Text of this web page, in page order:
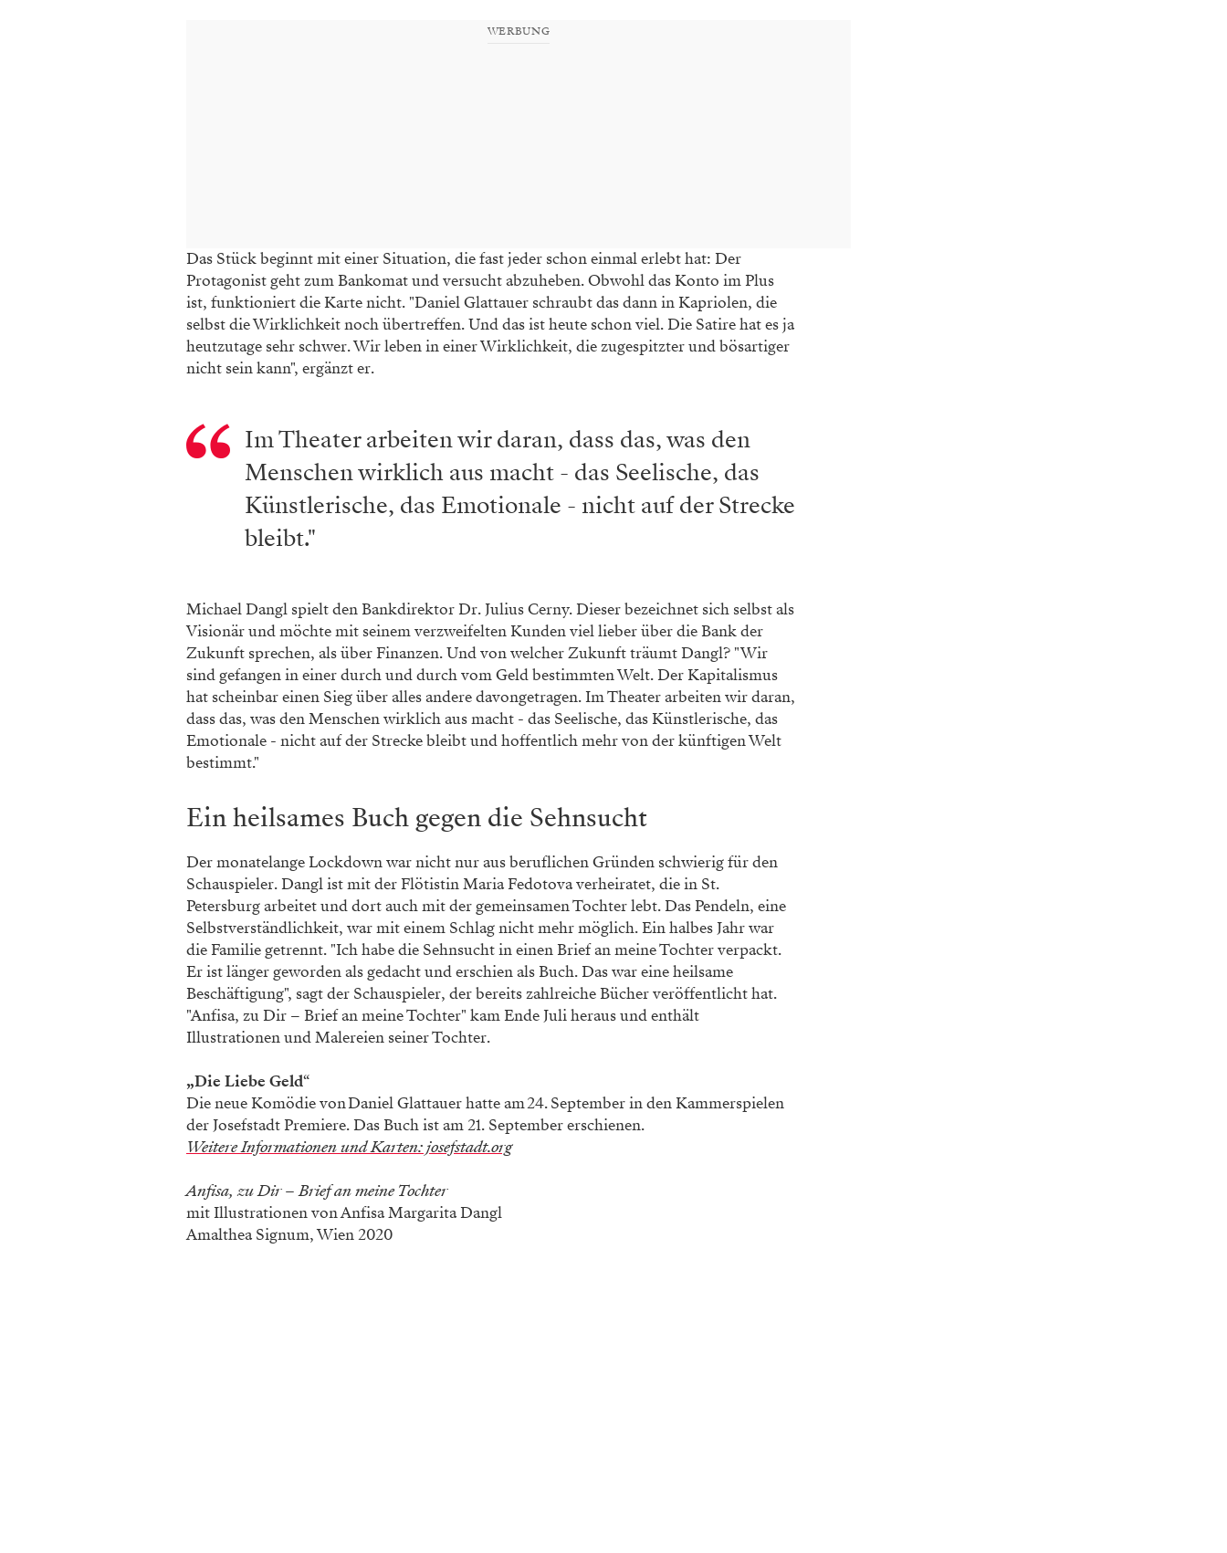
WERBUNG
Das Stück beginnt mit einer Situation, die fast jeder schon einmal erlebt hat: Der
Protagonist geht zum Bankomat und versucht abzuheben. Obwohl das Konto im Plus
ist, funktioniert die Karte nicht. "Daniel Glattauer schraubt das dann in Kapriolen, die
selbst die Wirklichkeit noch übertreffen. Und das ist heute schon viel. Die Satire hat es ja
heutzutage sehr schwer. Wir leben in einer Wirklichkeit, die zugespitzter und bösartiger
nicht sein kann", ergänzt er.
Im Theater arbeiten wir daran, dass das, was den
Menschen wirklich aus macht - das Seelische, das
Künstlerische, das Emotionale - nicht auf der Strecke
bleibt."
Michael Dangl spielt den Bankdirektor Dr. Julius Cerny. Dieser bezeichnet sich selbst als
Visionär und möchte mit seinem verzweifelten Kunden viel lieber über die Bank der
Zukunft sprechen, als über Finanzen. Und von welcher Zukunft träumt Dangl? "Wir
sind gefangen in einer durch und durch vom Geld bestimmten Welt. Der Kapitalismus
hat scheinbar einen Sieg über alles andere davongetragen. Im Theater arbeiten wir daran,
dass das, was den Menschen wirklich aus macht - das Seelische, das Künstlerische, das
Emotionale - nicht auf der Strecke bleibt und hoffentlich mehr von der künftigen Welt
bestimmt."
Ein heilsames Buch gegen die Sehnsucht
Der monatelange Lockdown war nicht nur aus beruflichen Gründen schwierig für den
Schauspieler. Dangl ist mit der Flötistin Maria Fedotova verheiratet, die in St.
Petersburg arbeitet und dort auch mit der gemeinsamen Tochter lebt. Das Pendeln, eine
Selbstverständlichkeit, war mit einem Schlag nicht mehr möglich. Ein halbes Jahr war
die Familie getrennt. "Ich habe die Sehnsucht in einen Brief an meine Tochter verpackt.
Er ist länger geworden als gedacht und erschien als Buch. Das war eine heilsame
Beschäftigung", sagt der Schauspieler, der bereits zahlreiche Bücher veröffentlicht hat.
"Anfisa, zu Dir – Brief an meine Tochter" kam Ende Juli heraus und enthält
Illustrationen und Malereien seiner Tochter.
„Die Liebe Geld“
Die neue Komödie von Daniel Glattauer hatte am 24. September in den Kammerspielen
der Josefstadt Premiere. Das Buch ist am 21. September erschienen.
Weitere Informationen und Karten: josefstadt.org
Anfisa, zu Dir – Brief an meine Tochter
mit Illustrationen von Anfisa Margarita Dangl
Amalthea Signum, Wien 2020